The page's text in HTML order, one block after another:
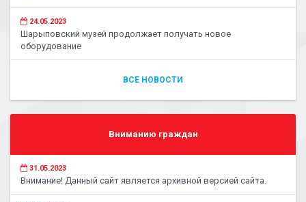
24.05.2023
Шарыповский музей продолжает получать новое
оборудование
ВСЕ НОВОСТИ
Вниманию граждан
31.05.2023
Внимание! Данный сайт является архивной версией сайта.